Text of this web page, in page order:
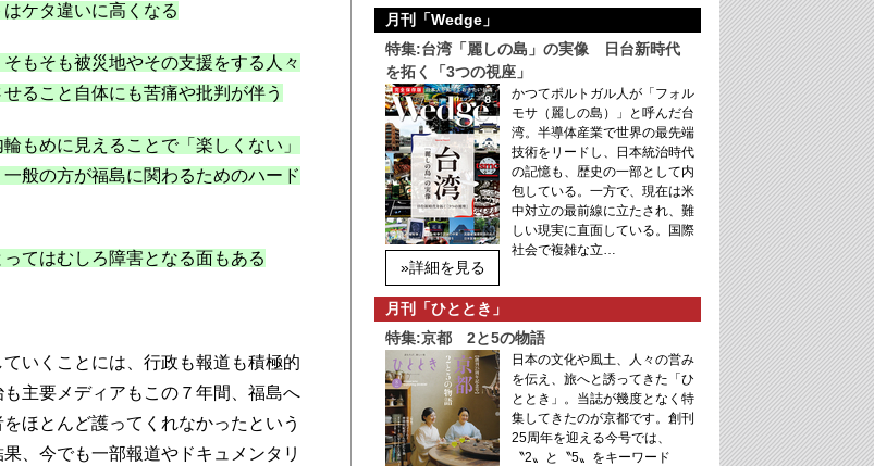
ケタ違いに高くなる
もそも被災地やその支援をする人々
ること自体にも苦痛や批判が伴う
もめに見えることで「楽しくない」
般の方が福島に関わるためのハード
てはむしろ障害となる面もある
いくことには、行政も報道も積極的
主要メディアもこの７年間、福島へ
ほとんど護ってくれなかったという
、今でも一部報道やドキュメンタリ
月刊「Wedge」
特集:台湾「麗しの島」の実像 日台新時代
を拓く「3つの視座」
»詳細を見る
かつてポルトガル人が「フォル
モサ（麗しの島）」と呼んだ台
湾。半導体産業で世界の最先端
技術をリードし、日本統治時代
の記憶も、歴史の一部として内
包している。一方で、現在は米
中対立の最前線に立たされ、難
しい現実に直面している。国際
社会で複雑な立…
月刊「ひととき」
特集:京都 2と5の物語
日本の文化や風土、人々の営み
を伝え、旅へと誘ってきた「ひ
ととき」。当誌が幾度となく特
集してきたのが京都です。創刊
25周年を迎える今号では、
〝2〟と〝5〟をキーワード